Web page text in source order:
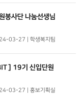
봉사단 나눔선생님
03-27 | 학생복지팀
19기 신입단원
03-27 | 홍보기획실